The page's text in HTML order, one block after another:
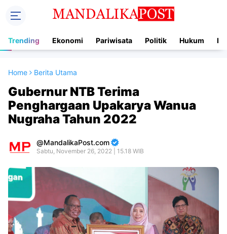
Trending Ekonomi Pariwisata Politik Hukum
Home Berita Utama
Gubernur NTB Terima
Penghargaan Upakarya Wanua
Nugraha Tahun 2022
MandalikaPost.com
Sabtu, November 26, 2022 | 15.18 WIB